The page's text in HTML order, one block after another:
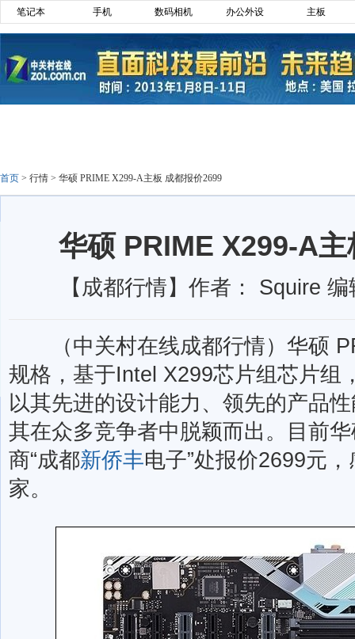
笔记本 手机 数码相机 办公外设 主板
首页 > 行情 > 华硕 PRIME X299-A主板 成都报价2699
华硕 PRIME X299-A
【成都行情】作者： Squire
（中关村在线成都行情）华硕
规格，基于Intel X299芯片组芯片组
以其先进的设计能力、领先的产品
其在众多竞争者中脱颖而出。目前
商“成都新侨丰电子”处报价2699元
家。